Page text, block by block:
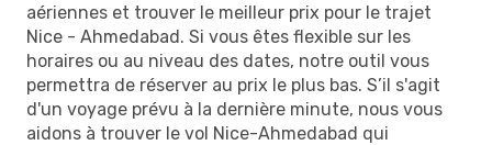
aériennes et trouver le meilleur prix pour le trajet
Nice - Ahmedabad. Si vous êtes flexible sur les
horaires ou au niveau des dates, notre outil vous
permettra de réserver au prix le plus bas. S’il s'agit
d'un voyage prévu à la dernière minute, nous vous
aidons à trouver le vol Nice-Ahmedabad qui